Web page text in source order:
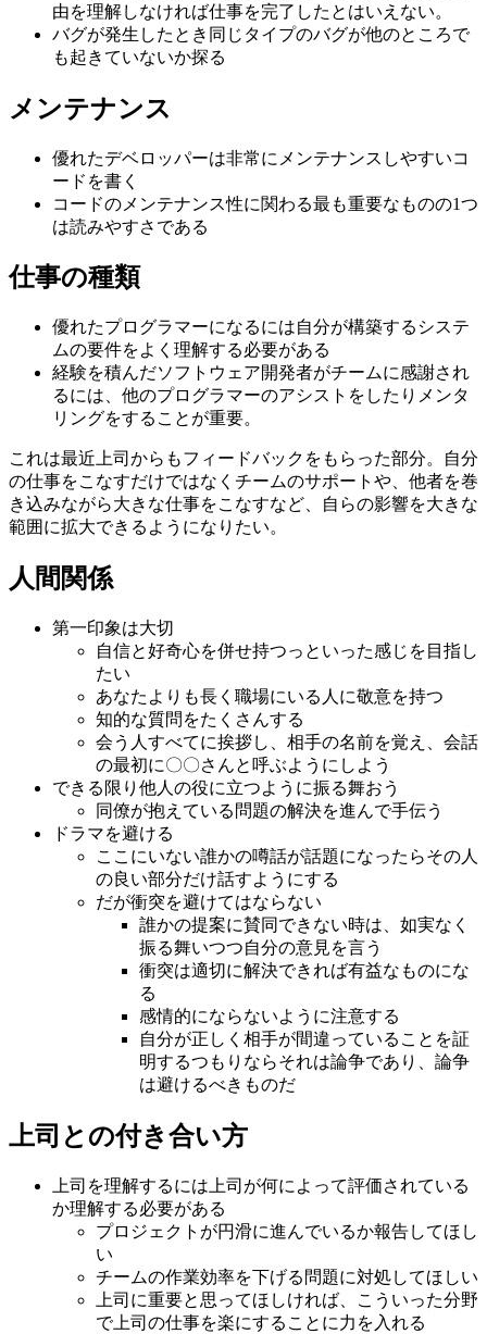
由を理解しなければ仕事を完了したとはいえない。
バグが発生したとき同じタイプのバグが他のところで
も起きていないか探る
メンテナンス
優れたデベロッパーは非常にメンテナンスしやすいコ
ードを書く
コードのメンテナンス性に関わる最も重要なものの1つ
は読みやすさである
仕事の種類
優れたプログラマーになるには自分が構築するシステ
ムの要件をよく理解する必要がある
経験を積んだソフトウェア開発者がチームに感謝され
るには、他のプログラマーのアシストをしたりメンタ
リングをすることが重要。
これは最近上司からもフィードバックをもらった部分。自分
の仕事をこなすだけではなくチームのサポートや、他者を巻
き込みながら大きな仕事をこなすなど、自らの影響を大きな
範囲に拡大できるようになりたい。
人間関係
第一印象は大切
自信と好奇心を併せ持つっといった感じを目指し
たい
あなたよりも長く職場にいる人に敬意を持つ
知的な質問をたくさんする
会う人すべてに挨拶し、相手の名前を覚え、会話
の最初に〇〇さんと呼ぶようにしよう
できる限り他人の役に立つように振る舞おう
同僚が抱えている問題の解決を進んで手伝う
ドラマを避ける
ここにいない誰かの噂話が話題になったらその人
の良い部分だけ話すようにする
だが衝突を避けてはならない
誰かの提案に賛同できない時は、如実なく
振る舞いつつ自分の意見を言う
衝突は適切に解決できれば有益なものにな
る
感情的にならないように注意する
自分が正しく相手が間違っていることを証
明するつもりならそれは論争であり、論争
は避けるべきものだ
上司との付き合い方
上司を理解するには上司が何によって評価されている
か理解する必要がある
プロジェクトが円滑に進んでいるか報告してほし
い
チームの作業効率を下げる問題に対処してほしい
上司に重要と思ってほしければ、こういった分野
で上司の仕事を楽にすることに力を入れる